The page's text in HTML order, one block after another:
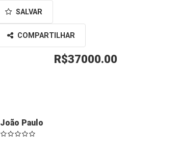
SALVAR
COMPARTILHAR
R$37000.00
João Paulo